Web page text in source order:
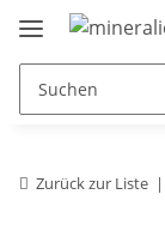
Zurück zur Liste